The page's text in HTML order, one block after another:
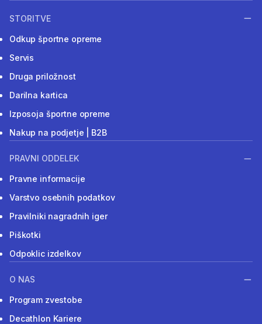
STORITVE
Odkup športne opreme
Servis
Druga priložnost
Darilna kartica
Izposoja športne opreme
Nakup na podjetje | B2B
PRAVNI ODDELEK
Pravne informacije
Varstvo osebnih podatkov
Pravilniki nagradnih iger
Piškotki
Odpoklic izdelkov
O NAS
Program zvestobe
Decathlon Kariere